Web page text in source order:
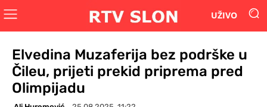
UŽIVO
Elvedina Muzaferija bez podrške u
Čileu, prijeti prekid priprema pred
Olimpijadu